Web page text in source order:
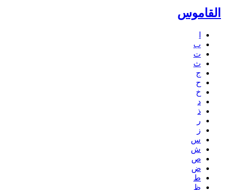
القاموس
ب
ت
ث
ج
ح
خ
د
ذ
ر
ز
س
ش
ص
ض
ط
ظ